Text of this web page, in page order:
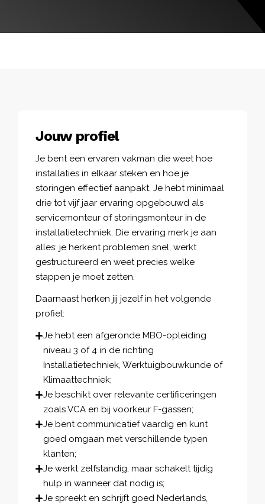
Jouw profiel
Je bent een ervaren vakman die weet hoe
installaties in elkaar steken en hoe je
storingen effectief aanpakt. Je hebt minimaal
drie tot vijf jaar ervaring opgebouwd als
servicemonteur of storingsmonteur in de
installatietechniek. Die ervaring merk je aan
alles: je herkent problemen snel, werkt
gestructureerd en weet precies welke
stappen je moet zetten.
Daarnaast herken jij jezelf in het volgende
profiel:
Je hebt een afgeronde MBO-opleiding
niveau 3 of 4 in de richting
Installatietechniek, Werktuigbouwkunde of
Klimaattechniek;
Je beschikt over relevante certificeringen
zoals VCA en bij voorkeur F-gassen;
Je bent communicatief vaardig en kunt
goed omgaan met verschillende typen
klanten;
Je werkt zelfstandig, maar schakelt tijdig
hulp in wanneer dat nodig is;
Je spreekt en schrijft goed Nederlands,